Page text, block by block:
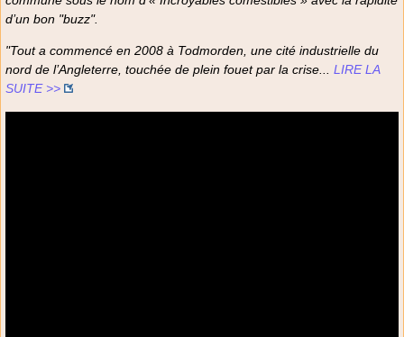
d’un bon "buzz".
"Tout a commencé en 2008 à Todmorden, une cité industrielle du
nord de l’Angleterre, touchée de plein fouet par la crise... LIRE LA
SUITE >>